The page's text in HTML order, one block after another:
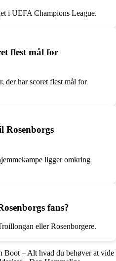
i UEFA Champions League.
flest mål for
der har scoret flest mål for
Rosenborgs
ligger omkring
fans?
eller Rosenborgere.
Boot – Alt hvad du behøver at vide